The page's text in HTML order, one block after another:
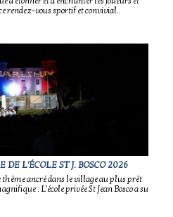
rendez-vous sportif et convivial..
DE L'ÉCOLE ST J. BOSCO 2026
thème ancré dans le village au plus prêt
: L'école privée St Jean Bosco a su